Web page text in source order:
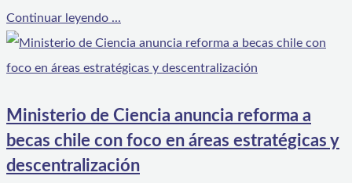
Continuar leyendo ...
Ministerio de Ciencia anuncia reforma a
becas chile con foco en áreas estratégicas y
descentralización